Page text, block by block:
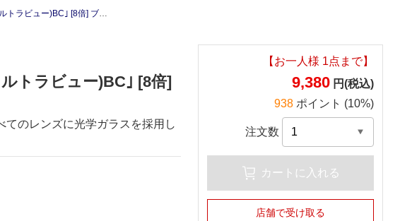
ビュー)BC｣ [8倍] ブラック
トラビュー)BC｣ [8倍]
てのレンズに光学ガラスを採用し
【お一人様 1点まで】
9,380 円(税込)
938 ポイント (10%)
注文数
カートに入れる
店舗で受け取る